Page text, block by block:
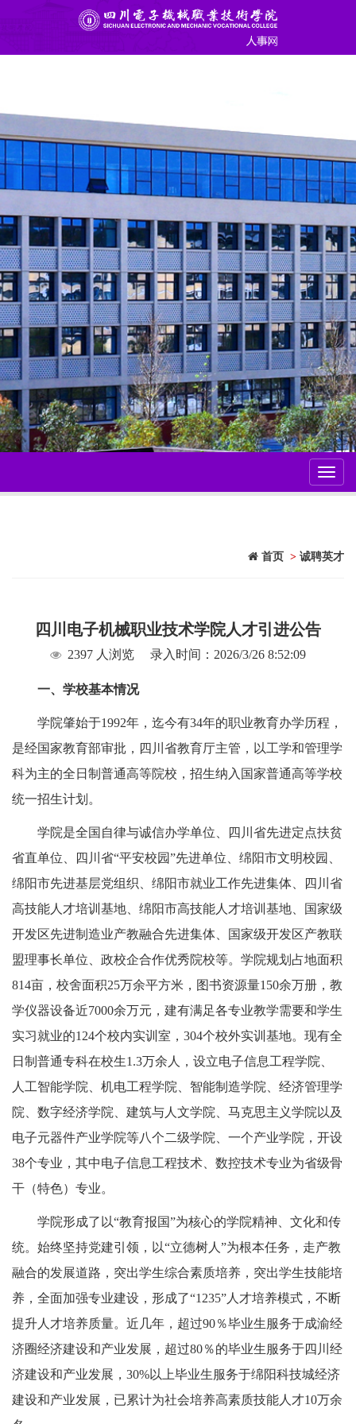
首页 > 诚聘英才
四川电子机械职业技术学院人才引进公告
2397 人浏览 录入时间：2026/3/26 8:52:09
一、学校基本情况
学院肇始于1992年，迄今有34年的职业教育办学历程，
是经国家教育部审批，四川省教育厅主管，以工学和管理学
科为主的全日制普通高等院校，招生纳入国家普通高等学校
统一招生计划。
学院是全国自律与诚信办学单位、四川省先进定点扶贫
省直单位、四川省“平安校园”先进单位、绵阳市文明校园、
绵阳市先进基层党组织、绵阳市就业工作先进集体、四川省
高技能人才培训基地、绵阳市高技能人才培训基地、国家级
开发区先进制造业产教融合先进集体、国家级开发区产教联
盟理事长单位、政校企合作优秀院校等。学院规划占地面积
814亩，校舍面积25万余平方米，图书资源量150余万册，教
学仪器设备近7000余万元，建有满足各专业教学需要和学生
实习就业的124个校内实训室，304个校外实训基地。现有全
日制普通专科在校生1.3万余人，设立电子信息工程学院、
人工智能学院、机电工程学院、智能制造学院、经济管理学
院、数字经济学院、建筑与人文学院、马克思主义学院以及
电子元器件产业学院等八个二级学院、一个产业学院，开设
38个专业，其中电子信息工程技术、数控技术专业为省级骨
干（特色）专业。
学院形成了以“教育报国”为核心的学院精神、文化和传
统。始终坚持党建引领，以“立德树人”为根本任务，走产教
融合的发展道路，突出学生综合素质培养，突出学生技能培
养，全面加强专业建设，形成了“1235”人才培养模式，不断
提升人才培养质量。近几年，超过90％毕业生服务于成渝经
济圈经济建设和产业发展，超过80％的毕业生服务于四川经
济建设和产业发展，30%以上毕业生服务于绵阳科技城经济
建设和产业发展，已累计为社会培养高素质技能人才10万余